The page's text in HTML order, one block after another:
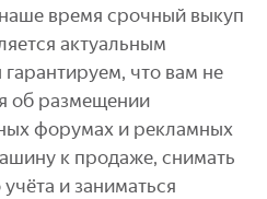
время срочный выкуп
актуальным
что вам не
об размещении
форумах и рекламных
к продаже, снимать
и заниматься